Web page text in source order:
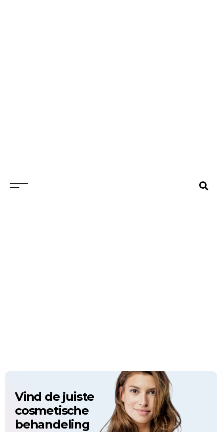
Vind de juiste
cosmetische
behandeling